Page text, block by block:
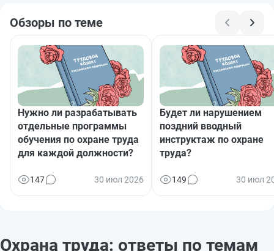
Обзоры по теме
Нужно ли разрабатывать
отдельные программы
обучения по охране труда
для каждой должности?
147 30 июл 2026
Будет ли нарушением
поздний вводный
инструктаж по охране
труда?
149 30 июл
Охрана труда: ответы по темам